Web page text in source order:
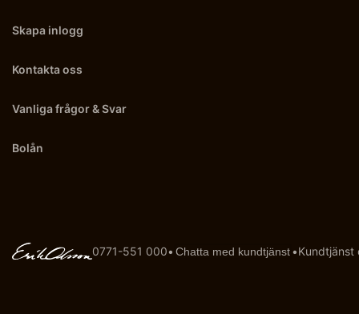
Skapa inlogg
Kontakta oss
Vanliga frågor & Svar
Bolån
0771-551 000• Chatta med kundtjänst•Kundtjänst